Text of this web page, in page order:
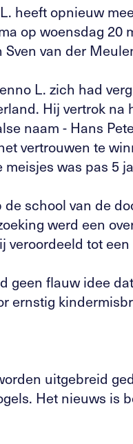
heeft opnieuw
op woensdag 20
van der
L. zich had
Hij vertrok
naam - Hans
vertrouwen te
was pas 5
school van de
werd een
veroordeeld tot
geen flauw idee
ernstig
uitgebreid
Het nieuws is